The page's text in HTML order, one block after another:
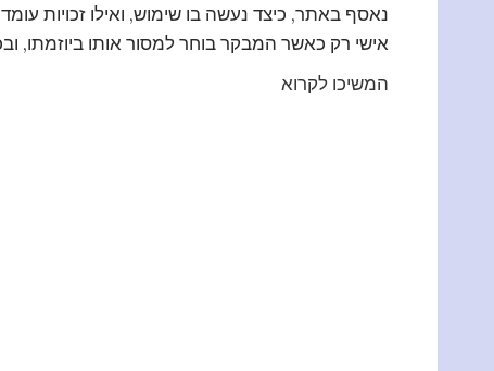
נאסף באתר, כיצד נעשה בו שימוש, ואילו זכויות
אישי רק כאשר המבקר בוחר למסור אותו ביוזמתו,
המשיכו לקרוא